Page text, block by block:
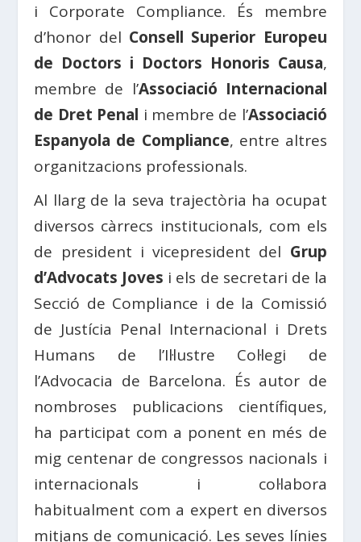
i Corporate Compliance. És membre
d’honor del Consell Superior Europeu
de Doctors i Doctors Honoris Causa,
membre de l’Associació Internacional
de Dret Penal i membre de l’Associació
Espanyola de Compliance, entre altres
organitzacions professionals.
Al llarg de la seva trajectòria ha ocupat
diversos càrrecs institucionals, com els
de president i vicepresident del Grup
d’Advocats Joves i els de secretari de la
Secció de Compliance i de la Comissió
de Justícia Penal Internacional i Drets
Humans de l’Il·lustre Col·legi de
l’Advocacia de Barcelona. És autor de
nombroses publicacions científiques,
ha participat com a ponent en més de
mig centenar de congressos nacionals i
internacionals i col·labora
habitualment com a expert en diversos
mitjans de comunicació. Les seves línies